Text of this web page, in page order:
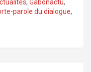
, Gabonactu,
parole du dialogue,